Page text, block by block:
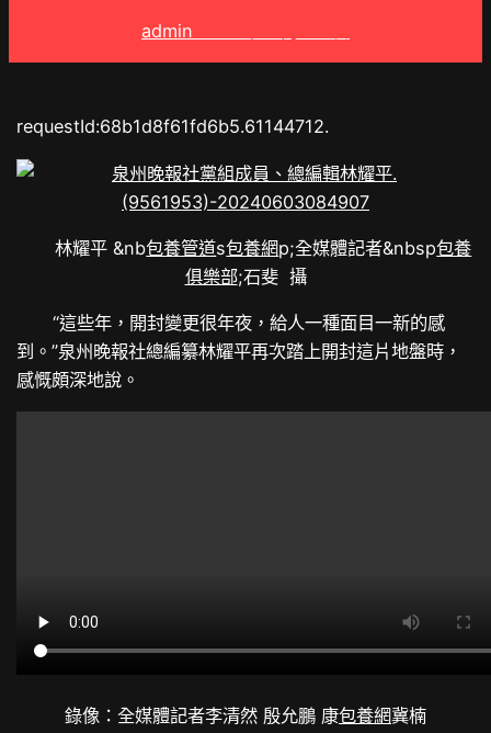
admin
requestId:68b1d8f61fd6b5.61144712.
林耀平 &nb包養管道s包養網p;全媒體記者&nbsp包養
俱樂部;石斐 攝
“這些年，開封變更很年夜，給人一種面目一新的感
到。”泉州晚報社總編纂林耀平再次踏上開封這片地盤時，
感慨頗深地說。
錄像：全媒體記者李清然 殷允鵬 康包養網冀楠